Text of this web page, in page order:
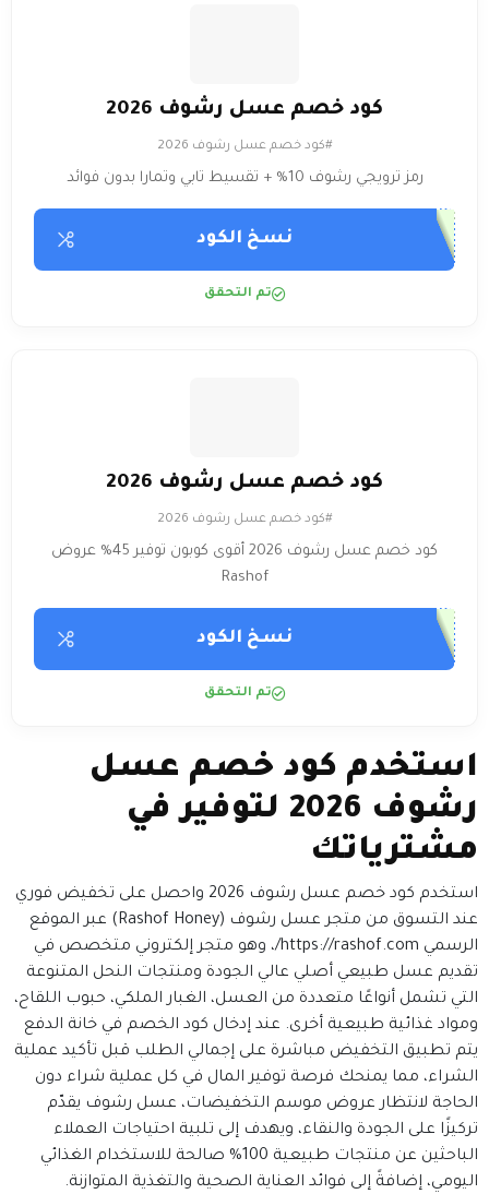
كود خصم عسل رشوف 2026
#كود خصم عسل رشوف 2026
رمز ترويجي رشوف 10% + تقسيط تابي وتمارا بدون فوائد
نسخ الكود
تم التحقق
كود خصم عسل رشوف 2026
#كود خصم عسل رشوف 2026
كود خصم عسل رشوف 2026 أقوى كوبون توفير 45% عروض
Rashof
نسخ الكود
تم التحقق
استخدم كود خصم عسل
رشوف 2026 لتوفير في
مشترياتك
استخدم كود خصم عسل رشوف 2026 واحصل على تخفيض فوري
عند التسوق من متجر عسل رشوف (Rashof Honey) عبر الموقع
الرسمي https://rashof.com/، وهو متجر إلكتروني متخصص في
تقديم عسل طبيعي أصلي عالي الجودة ومنتجات النحل المتنوعة
التي تشمل أنواعًا متعددة من العسل، الغبار الملكي، حبوب اللقاح،
ومواد غذائية طبيعية أخرى. عند إدخال كود الخصم في خانة الدفع
يتم تطبيق التخفيض مباشرة على إجمالي الطلب قبل تأكيد عملية
الشراء، مما يمنحك فرصة توفير المال في كل عملية شراء دون
الحاجة لانتظار عروض موسم التخفيضات، عسل رشوف يقدّم
تركيزًا على الجودة والنقاء، ويهدف إلى تلبية احتياجات العملاء
الباحثين عن منتجات طبيعية 100% صالحة للاستخدام الغذائي
اليومي، إضافةً إلى فوائد العناية الصحية والتغذية المتوازنة.